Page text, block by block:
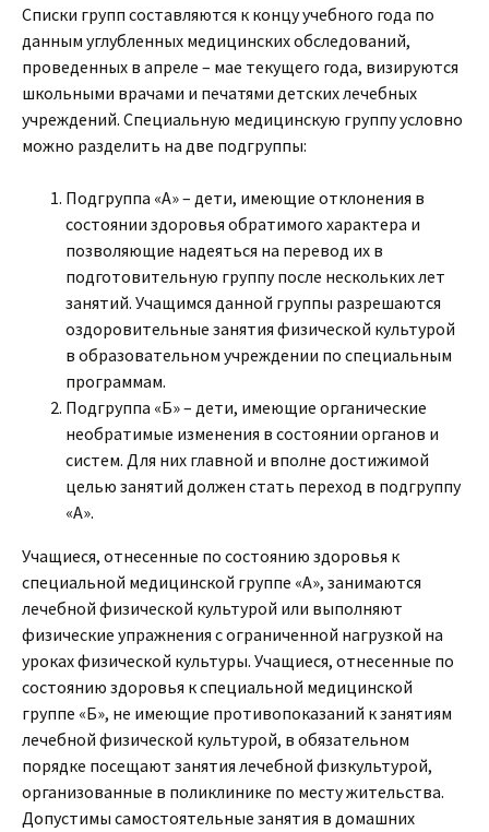
Списки групп составляются к концу учебного года по
данным углубленных медицинских обследований,
проведенных в апреле – мае текущего года, визируются
школьными врачами и печатями детских лечебных
учреждений. Специальную медицинскую группу условно
можно разделить на две подгруппы:
Подгруппа «А» – дети, имеющие отклонения в
состоянии здоровья обратимого характера и
позволяющие надеяться на перевод их в
подготовительную группу после нескольких лет
занятий. Учащимся данной группы разрешаются
оздоровительные занятия физической культурой
в образовательном учреждении по специальным
программам.
Подгруппа «Б» – дети, имеющие органические
необратимые изменения в состоянии органов и
систем. Для них главной и вполне достижимой
целью занятий должен стать переход в подгруппу
«А».
Учащиеся, отнесенные по состоянию здоровья к
специальной медицинской группе «А», занимаются
лечебной физической культурой или выполняют
физические упражнения с ограниченной нагрузкой на
уроках физической культуры. Учащиеся, отнесенные по
состоянию здоровья к специальной медицинской
группе «Б», не имеющие противопоказаний к занятиям
лечебной физической культурой, в обязательном
порядке посещают занятия лечебной физкультурой,
организованные в поликлинике по месту жительства.
Допустимы самостоятельные занятия в домашних